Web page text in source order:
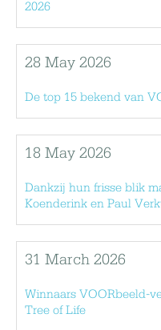
2026
28 May 2026
De top 15 bekend van
18 May 2026
Dankzij hun frisse blik
Koenderink en Paul
31 March 2026
Winnaars VOORbeeld-
Tree of Life